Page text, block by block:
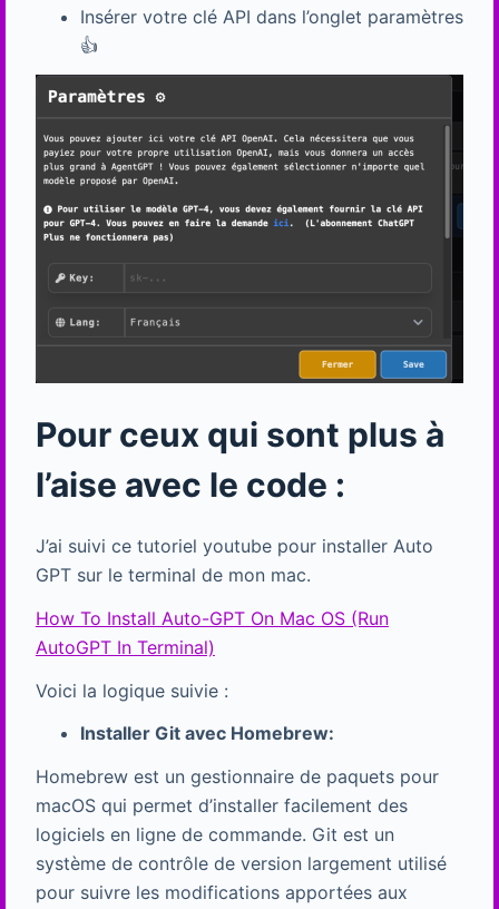
Insérer votre clé API dans l’onglet paramètres
👍
Pour ceux qui sont plus à
l’aise avec le code :
J’ai suivi ce tutoriel youtube pour installer Auto
GPT sur le terminal de mon mac.
How To Install Auto-GPT On Mac OS (Run
AutoGPT In Terminal)
Voici la logique suivie :
Installer Git avec Homebrew:
Homebrew est un gestionnaire de paquets pour
macOS qui permet d’installer facilement des
logiciels en ligne de commande. Git est un
système de contrôle de version largement utilisé
pour suivre les modifications apportées aux